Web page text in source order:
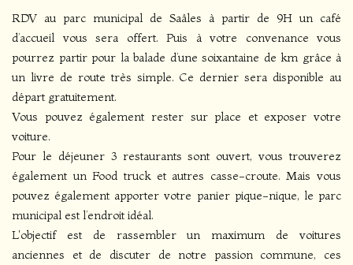
RDV au parc municipal de Saâles à partir de 9H un café
d’accueil vous sera offert. Puis à votre convenance vous
pourrez partir pour la balade d’une soixantaine de km grâce à
un livre de route très simple. Ce dernier sera disponible au
départ gratuitement.
Vous pouvez également rester sur place et exposer votre
voiture.
Pour le déjeuner 3 restaurants sont ouvert, vous trouverez
également un Food truck et autres casse-croute. Mais vous
pouvez également apporter votre panier pique-nique, le parc
municipal est l’endroit idéal.
L'objectif est de rassembler un maximum de voitures
anciennes et de discuter de notre passion commune, ces